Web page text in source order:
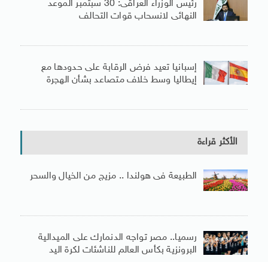
رئيس الوزراء العراقى: 30 سبتمبر الموعد
النهائى لانسحاب قوات التحالف
إسبانيا تعيد فرض الرقابة على حدودها مع
إيطاليا وسط خلاف متصاعد بشأن الهجرة
الأكثر قراءة
الطبيعة فى هولندا .. مزيج من الخيال والسحر
رسميا.. مصر تواجه الدنمارك على الميدالية
البرونزية بكأس العالم للناشئات لكرة اليد